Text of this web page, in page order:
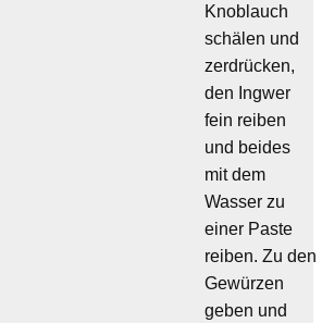
Knoblauch
schälen und
zerdrücken,
den Ingwer
fein reiben
und beides
mit dem
Wasser zu
einer Paste
reiben. Zu den
Gewürzen
geben und